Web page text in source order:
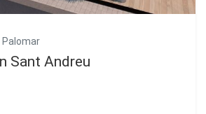
Palomar
Sant Andreu